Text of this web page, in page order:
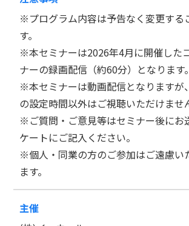
※プログラム内容は予告なく変更する
す。
※本セミナーは2026年4月に開催した
ナーの録画配信（約60分）となります。
※本セミナーは動画配信となりますが
の設定時間以外はご視聴いただけませ
※ご質問・ご意見等はセミナー後にお
ケートにご記入ください。
※個人・同業の方のご参加はご遠慮い
ます。
主催